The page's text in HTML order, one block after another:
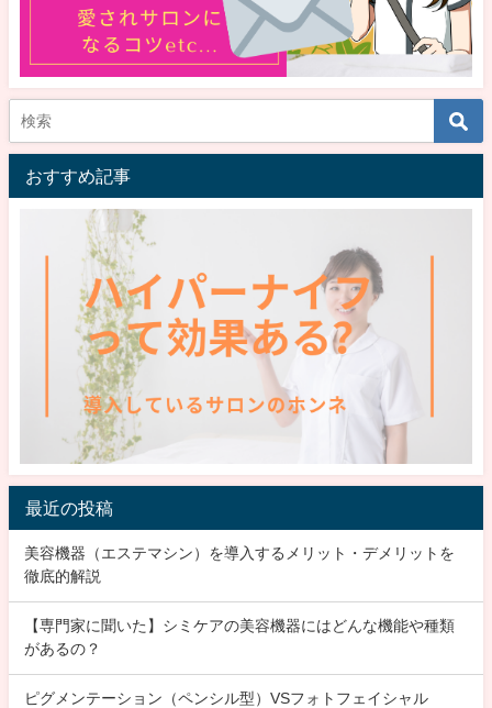
おすすめ記事
最近の投稿
美容機器（エステマシン）を導入するメリット・デメリットを
徹底的解説
【専門家に聞いた】シミケアの美容機器にはどんな機能や種類
があるの？
ピグメンテーション（ペンシル型）VSフォトフェイシャル